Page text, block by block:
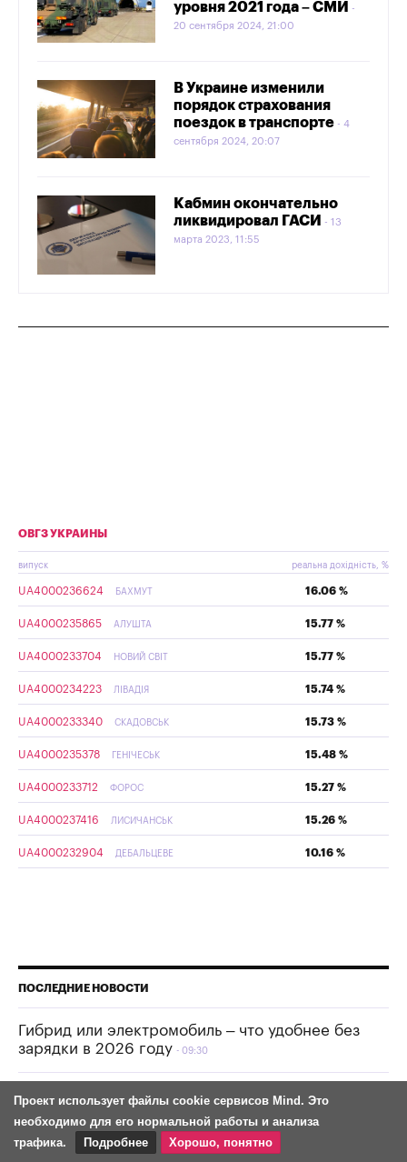
уровня 2021 года – СМИ
20 сентября 2024, 21:00
В Украине изменили
порядок страхования
поездок в транспорте
4
сентября 2024, 20:07
Кабмин окончательно
ликвидировал ГАСИ
13
марта 2023, 11:55
ОВГЗ УКРАИНЫ
випуск реальна дохідність, %
UA4000236624 БАХМУТ 16.06 %
UA4000235865 АЛУШТА 15.77 %
UA4000233704 НОВИЙ СВІТ 15.77 %
UA4000234223 ЛІВАДІЯ 15.74 %
UA4000233340 СКАДОВСЬК 15.73 %
UA4000235378 ГЕНІЧЕСЬК 15.48 %
UA4000233712 ФОРОС 15.27 %
UA4000237416 ЛИСИЧАНСЬК 15.26 %
UA4000232904 ДЕБАЛЬЦЕВЕ 10.16 %
ПОСЛЕДНИЕ НОВОСТИ
Гибрид или электромобиль – что удобнее без
зарядки в 2026 году
09:30
Роксолана Пыртко: новые ТРЦ не угроза —
угроза для тех, кто не меняет операционную
модель
17:30
Проект использует файлы cookie сервисов Mind. Это
необходимо для его нормальной работы и анализа
трафика.
Подробнее Хорошо, понятно